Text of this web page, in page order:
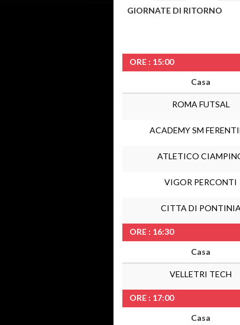
GIORNATE DI RITORNO
ORE : 15:00
Casa
ROMA FUTSAL
ACADEMY SM
ATLETICO
VIGOR PERCONTI
CITTA DI PONTINIA
ORE : 16:30
Casa
VELLETRI TECH
ORE : 17:00
Casa